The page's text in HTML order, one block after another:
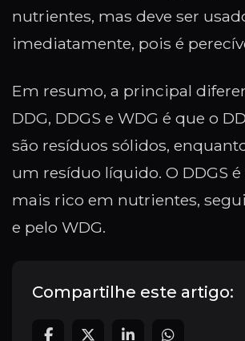
nutrientes, mas deve ser
imediatamente, pois é
Em resumo, a principal
DDG, DDGS e WDG é que o
são resíduos sólidos,
um resíduo líquido. O DDGS
mais rico em nutrientes,
e pelo WDG.
Compartilhe este artigo: